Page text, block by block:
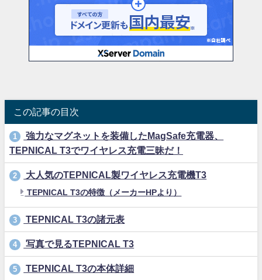
この記事の目次
1
強力なマグネットを装備したMagSafe充電器、
TEPNICAL T3でワイヤレス充電三昧だ！
2 大人気のTEPNICAL製ワイヤレス充電機T3
TEPNICAL T3の特徴（メーカーHPより）
3 TEPNICAL T3の諸元表
4 写真で見るTEPNICAL T3
5 TEPNICAL T3の本体詳細